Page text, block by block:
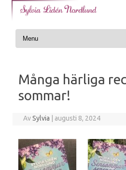
Skip
Många härliga
sommar!
AvSylvia augusti 8, 2024